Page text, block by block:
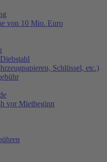
von 10 Mio. Euro
Schlüssel, etc.)
vor Mietbeginn